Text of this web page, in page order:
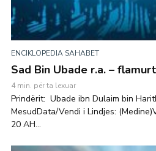
ENCIKLOPEDIA SAHABET
Sad Bin Ubade r.a. –
4 min. për ta lexuar
Prindërit: Ubade ibn Dulaim bin
MesudData/Vendi i Lindjes:
20 AH...